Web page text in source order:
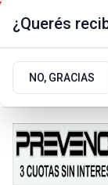
¿Querés
NO, GRACIAS